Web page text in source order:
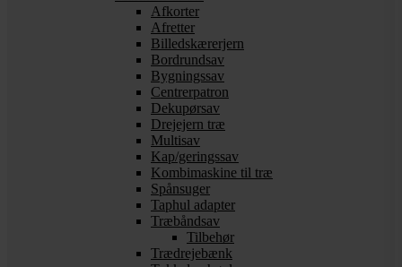
Afkorter
Afretter
Billedskærerjern
Bordrundsav
Bygningssav
Centrerpatron
Dekupørsav
Drejejern træ
Multisav
Kap/geringssav
Kombimaskine til træ
Spånsuger
Taphul adapter
Træbåndsav
Tilbehør
Trædrejebænk